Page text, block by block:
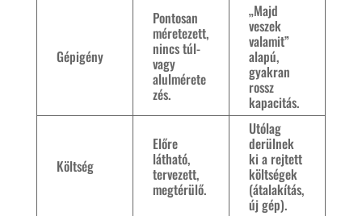
Gépigény
Pontosan
méretezett,
nincs túl-
vagy
alulmérete
zés.
„Majd
veszek
valamit”
alapú,
gyakran
rossz
kapacitás.
Költség
Előre
látható,
tervezett,
megtérülő.
Utólag
derülnek
ki a rejtett
költségek
(átalakítás,
új gép).